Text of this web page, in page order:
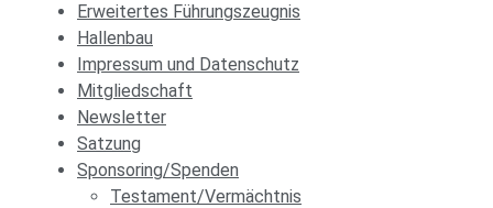
Erweitertes Führungszeugnis
Hallenbau
Impressum und Datenschutz
Mitgliedschaft
Newsletter
Satzung
Sponsoring/Spenden
Testament/Vermächtnis